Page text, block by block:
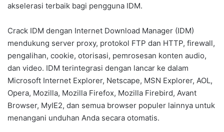
akselerasi terbaik bagi pengguna IDM.
Crack IDM dengan Internet Download Manager (IDM)
mendukung server proxy, protokol FTP dan HTTP, firewall,
pengalihan, cookie, otorisasi, pemrosesan konten audio,
dan video. IDM terintegrasi dengan lancar ke dalam
Microsoft Internet Explorer, Netscape, MSN Explorer, AOL,
Opera, Mozilla, Mozilla Firefox, Mozilla Firebird, Avant
Browser, MyIE2, dan semua browser populer lainnya untuk
menangani unduhan Anda secara otomatis.